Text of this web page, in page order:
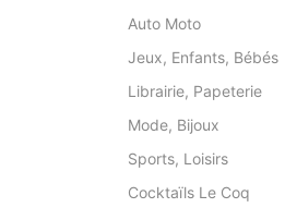
Auto Moto
Jeux, Enfants, Bébés
Librairie, Papeterie
Mode, Bijoux
Sports, Loisirs
Cocktaïls Le Coq